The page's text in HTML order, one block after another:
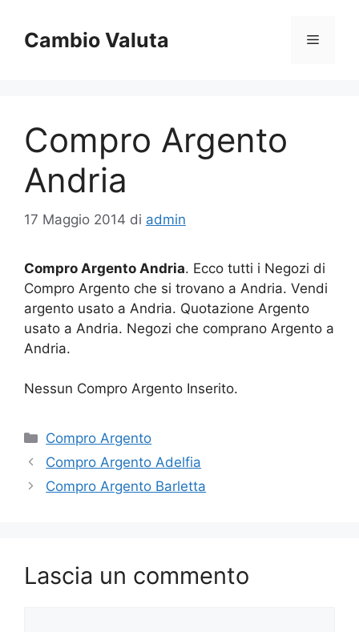
contenuto
Cambio Valuta Menu
Compro Argento
Andria
17 Maggio 2014 di admin
Compro Argento Andria. Ecco tutti i Negozi di
Compro Argento che si trovano a Andria. Vendi
argento usato a Andria. Quotazione Argento
usato a Andria. Negozi che comprano Argento a
Andria.
Nessun Compro Argento Inserito.
Categorie
Compro Argento
Compro Argento Adelfia
Compro Argento Barletta
Lascia un commento